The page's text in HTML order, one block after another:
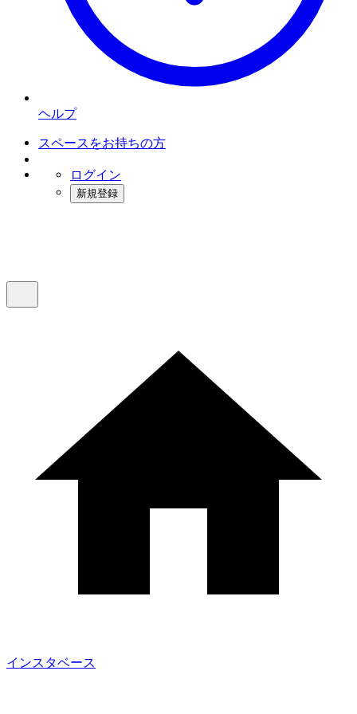
ヘルプ
スペースをお持ちの方
ログイン
新規登録
インスタベース